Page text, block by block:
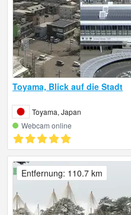
Toyama, Blick auf die Stadt
Toyama, Japan
Webcam online
Entfernung: 110.7 km